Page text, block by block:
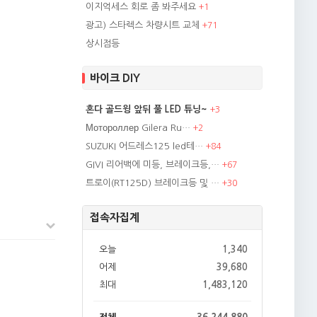
이지억세스 회로 좀 봐주세요 +1
광고) 스타렉스 차량시트 교체 +71
상시점등
바이크 DIY
혼다 골드윙 앞뒤 풀 LED 튜닝~ +3
Мотороллер Gilera Ru… +2
SUZUKI 어드레스125 led테… +84
GIVI 리어백에 미등, 브레이크등,… +67
트로이(RT125D) 브레이크등 및 … +30
접속자집계
오늘
1,340
어제
39,680
최대
1,483,120